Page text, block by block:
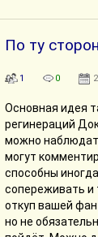
По ту
1 0
Основная идея
регинераций
можно
могут
способны
сопереживать и
откуп вашей
но не